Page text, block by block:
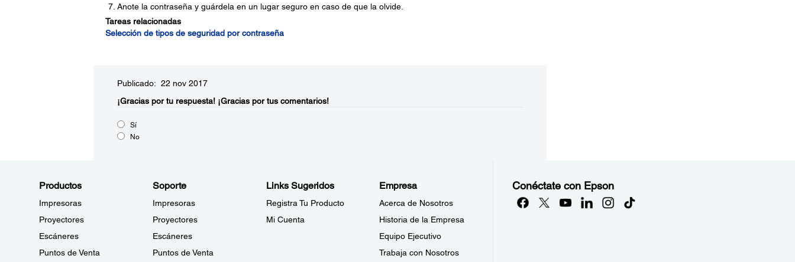
Anote la contraseña y guárdela en un lugar seguro en caso de que la olvide.
Tareas relacionadas
Selección de tipos de seguridad por contraseña
Publicado: 22 nov 2017
¡Gracias por tu respuesta! ¡Gracias por tus comentarios!
Sí
No
Productos
Impresoras
Proyectores
Escáneres
Puntos de Venta
Soporte
Impresoras
Proyectores
Escáneres
Puntos de Venta
Links Sugeridos
Registra Tu Producto
Mi Cuenta
Empresa
Acerca de Nosotros
Historia de la Empresa
Equipo Ejecutivo
Trabaja con Nosotros
Conéctate con Epson